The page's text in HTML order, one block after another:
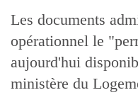
Les documents
opérationnel le
aujourd'hui
ministère du